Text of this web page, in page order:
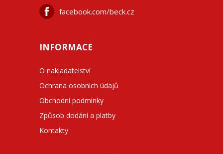
facebook.com/beck.cz
INFORMACE
O nakladatelství
Ochrana osobních údajů
Obchodní podmínky
Způsob dodání a platby
Kontakty